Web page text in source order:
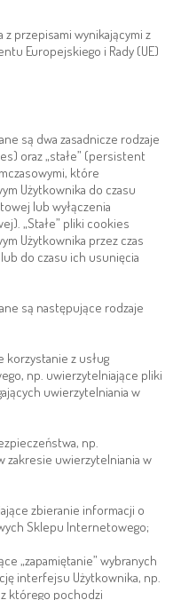
z przepisami wynikającymi z
Europejskiego i Rady (UE)
są dwa zasadnicze rodzaje
oraz „stałe” (persistent
które
Użytkownika do czasu
lub wyłączenia
„Stałe” pliki cookies
Użytkownika przez czas
do czasu ich usunięcia
są następujące rodzaje
korzystanie z usług
np. uwierzytelniające pliki
uwierzytelniania w
np.
zakresie uwierzytelniania w
zbieranie informacji o
Sklepu Internetowego;
„zapamiętanie” wybranych
interfejsu Użytkownika, np.
którego pochodzi